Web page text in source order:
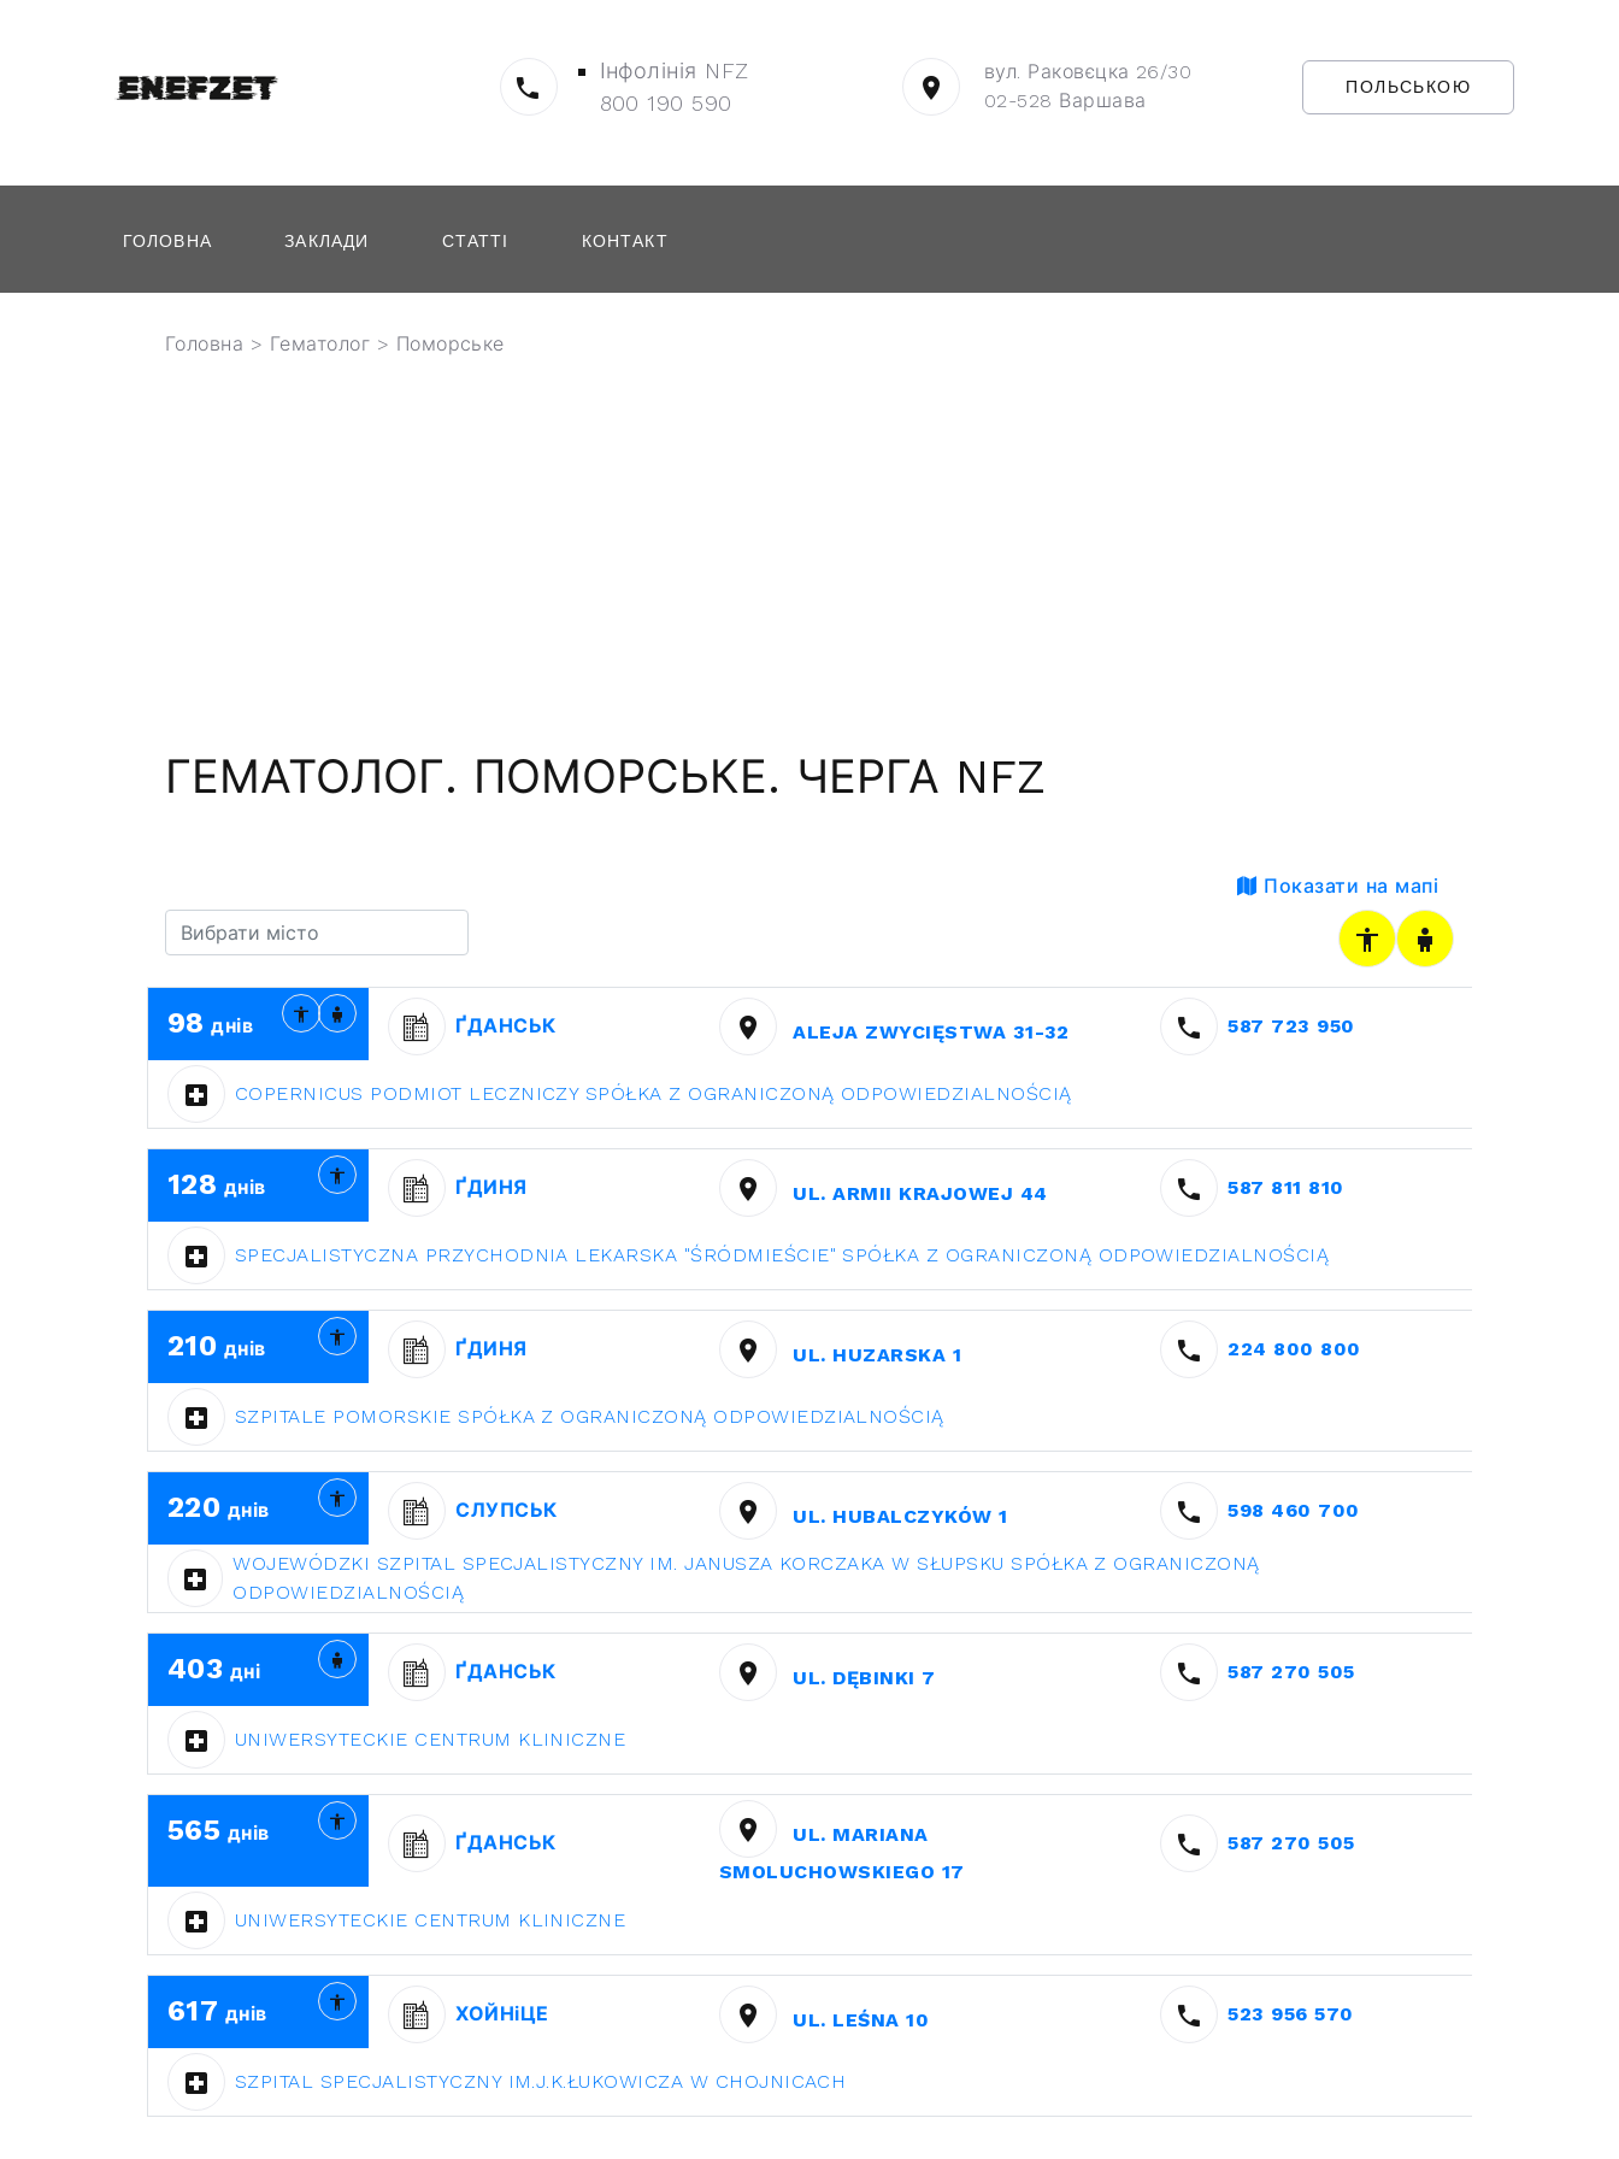
Інфолінія NFZ
800 190 590
вул. Раковєцка 26/30
02-528 Варшава
ПОЛЬСЬКОЮ
ГОЛОВНА ЗАКЛАДИ СТАТТІ КОНТАКТ
Головна > Гематолог > Поморське
ГЕМАТОЛОГ. ПОМОРСЬКЕ. ЧЕРГА NFZ
Показати на мапі
98 днів ҐДАНСЬК ALEJA ZWYCIĘSTWA 31-32 587 723 950
COPERNICUS PODMIOT LECZNICZY SPÓŁKA Z OGRANICZONĄ ODPOWIEDZIALNOŚCIĄ
128 днів ҐДИНЯ UL. ARMII KRAJOWEJ 44 587 811 810
SPECJALISTYCZNA PRZYCHODNIA LEKARSKA "ŚRÓDMIEŚCIE" SPÓŁKA Z OGRANICZONĄ ODPOWIEDZIALNOŚCIĄ
210 днів ҐДИНЯ UL. HUZARSKA 1 224 800 800
SZPITALE POMORSKIE SPÓŁKA Z OGRANICZONĄ ODPOWIEDZIALNOŚCIĄ
220 днів СЛУПСЬК UL. HUBALCZYKÓW 1 598 460 700
WOJEWÓDZKI SZPITAL SPECJALISTYCZNY IM. JANUSZA KORCZAKA W SŁUPSKU SPÓŁKA Z OGRANICZONĄ
ODPOWIEDZIALNOŚCIĄ
403 дні ҐДАНСЬК UL. DĘBINKI 7 587 270 505
UNIWERSYTECKIE CENTRUM KLINICZNE
565 днів ҐДАНСЬК
UL. MARIANA
SMOLUCHOWSKIEGO 17
587 270 505
UNIWERSYTECKIE CENTRUM KLINICZNE
617 днів ХОЙНіЦЕ UL. LEŚNA 10 523 956 570
SZPITAL SPECJALISTYCZNY IM.J.K.ŁUKOWICZA W CHOJNICACH